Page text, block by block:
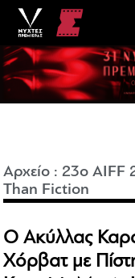
Αρχείο :23o AIFF
Than Fiction
Ο Ακύλλας
Χόρβατ με